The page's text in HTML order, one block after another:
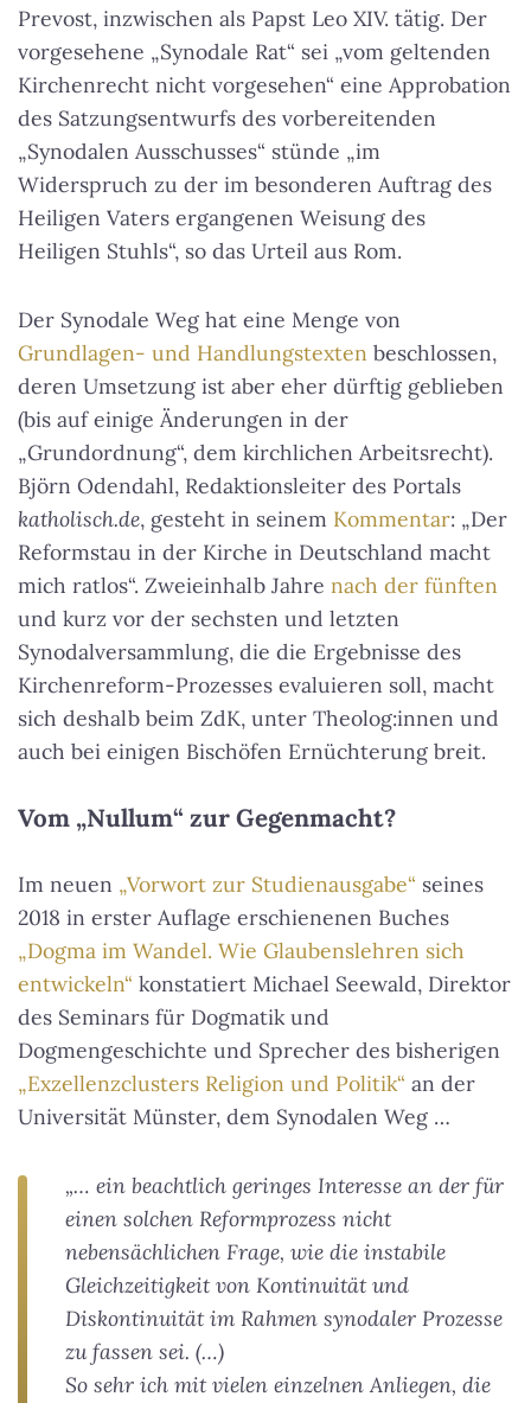
Prevost, inzwischen als Papst Leo XIV. tätig. Der
vorgesehene „Synodale Rat“ sei „vom geltenden
Kirchenrecht nicht vorgesehen“ eine Approbation
des Satzungsentwurfs des vorbereitenden
„Synodalen Ausschusses“ stünde „im
Widerspruch zu der im besonderen Auftrag des
Heiligen Vaters ergangenen Weisung des
Heiligen Stuhls“, so das Urteil aus Rom.
Der Synodale Weg hat eine Menge von
Grundlagen- und Handlungstexten beschlossen,
deren Umsetzung ist aber eher dürftig geblieben
(bis auf einige Änderungen in der
„Grundordnung“, dem kirchlichen Arbeitsrecht).
Björn Odendahl, Redaktionsleiter des Portals
katholisch.de, gesteht in seinem Kommentar: „Der
Reformstau in der Kirche in Deutschland macht
mich ratlos“. Zweieinhalb Jahre nach der fünften
und kurz vor der sechsten und letzten
Synodalversammlung, die die Ergebnisse des
Kirchenreform-Prozesses evaluieren soll, macht
sich deshalb beim ZdK, unter Theolog:innen und
auch bei einigen Bischöfen Ernüchterung breit.
Vom „Nullum“ zur Gegenmacht?
Im neuen „Vorwort zur Studienausgabe“ seines
2018 in erster Auflage erschienenen Buches
„Dogma im Wandel. Wie Glaubenslehren sich
entwickeln“ konstatiert Michael Seewald, Direktor
des Seminars für Dogmatik und
Dogmengeschichte und Sprecher des bisherigen
„Exzellenzclusters Religion und Politik“ an der
Universität Münster, dem Synodalen Weg …
„… ein beachtlich geringes Interesse an der für
einen solchen Reformprozess nicht
nebensächlichen Frage, wie die instabile
Gleichzeitigkeit von Kontinuität und
Diskontinuität im Rahmen synodaler Prozesse
zu fassen sei. (…)
So sehr ich mit vielen einzelnen Anliegen, die